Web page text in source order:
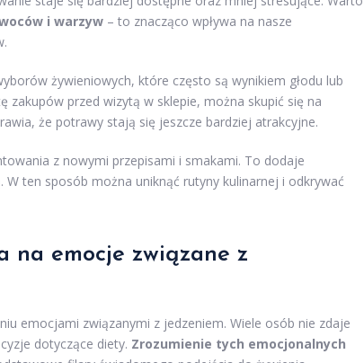
i warzyw – to znacząco wpływa na nasze
żywieniowych, które często są wynikiem głodu lub
zakupów przed wizytą w sklepie, można skupić się na
że potrawy stają się jeszcze bardziej atrakcyjne.
z nowymi przepisami i smakami. To dodaje
ten sposób można uniknąć rutyny kulinarnej i odkrywać
na emocje związane z
emocjami związanymi z jedzeniem. Wiele osób nie zdaje
dotyczące diety. Zrozumienie tych emocjonalnych